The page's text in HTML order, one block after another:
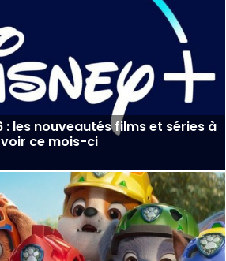
: les nouveautés films et séries à
voir ce mois-ci